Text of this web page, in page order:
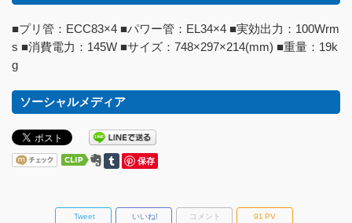
■プリ管：ECC83×4 ■パワー管：EL34×4 ■実効出力：100Wrm
s ■消費電力：145W ■サイズ：748×297×214(mm) ■重量：19k
g
ソーシャルメディア
保存
Tweet いいね! コメント 91 PV